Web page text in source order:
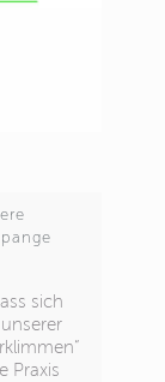
sich
Praxis